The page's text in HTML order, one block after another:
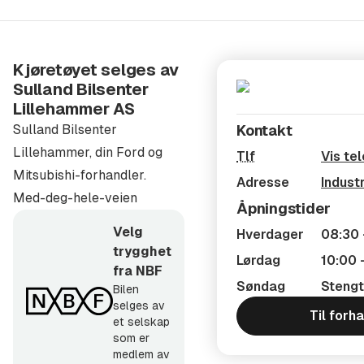
Sentralbord: 61 27 98 00
Frakt:
Vi sender biler over hele landet. Ta kontakt for pris og
levering.
Har du en bil du vurderer å bytte inn? Send oss
registreringsnummer, kilometerstand og informasjon
om motor og utstyrsnivå – så gir vi deg en vurdering.
Forsikring:
Hos oss får du tilbud på noen av markedets mest
komplette og prisgunstige forsikringsløsninger. Vi
samarbeider med IF, Gjensidige, Fremtind og Enter
Kjøretøyet selges av
Sulland Bilsenter
Lillehammer AS
Sulland Bilsenter
Lillehammer, din Ford og
Mitsubishi-forhandler.
Med-deg-hele-veien
Velg
trygghet
fra NBF
Bilen
selges av
et selskap
som er
medlem av
Kontakt
Tlf
Vis
Adresse
Åpningstider
Hverdager
08:30
Lørdag
10:00
Søndag
Stengt
Til